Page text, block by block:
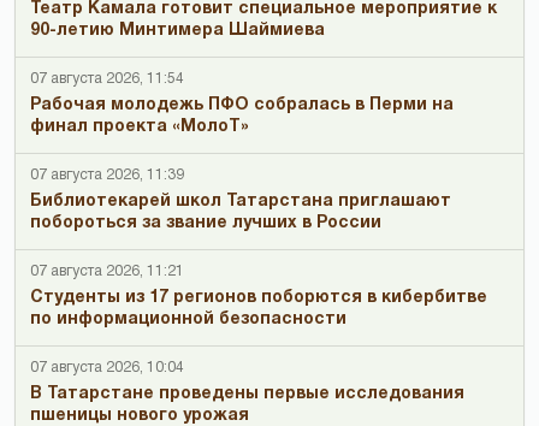
Театр Камала готовит специальное мероприятие к
90-летию Минтимера Шаймиева
07 августа 2026, 11:54
Рабочая молодежь ПФО собралась в Перми на
финал проекта «МолоТ»
07 августа 2026, 11:39
Библиотекарей школ Татарстана приглашают
побороться за звание лучших в России
07 августа 2026, 11:21
Студенты из 17 регионов поборются в кибербитве
по информационной безопасности
07 августа 2026, 10:04
В Татарстане проведены первые исследования
пшеницы нового урожая